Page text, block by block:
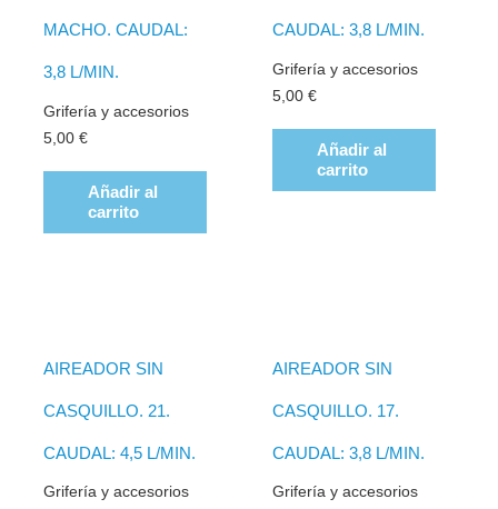
MACHO. CAUDAL:
3,8 L/MIN.
Grifería y accesorios
5,00€
Añadir al
carrito
CAUDAL: 3,8 L/MIN.
Grifería y accesorios
5,00 €
Añadir al
carrito
AIREADOR SIN
CASQUILLO. 21.
CAUDAL: 4,5 L/MIN.
Grifería y accesorios
AIREADOR SIN
CASQUILLO. 17.
CAUDAL: 3,8 L/MIN.
Grifería y accesorios